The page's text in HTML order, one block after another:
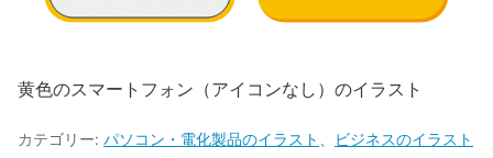
黄色のスマートフォン（アイコンなし）のイラスト
カテゴリー: パソコン・電化製品のイラスト ビジネスのイラスト